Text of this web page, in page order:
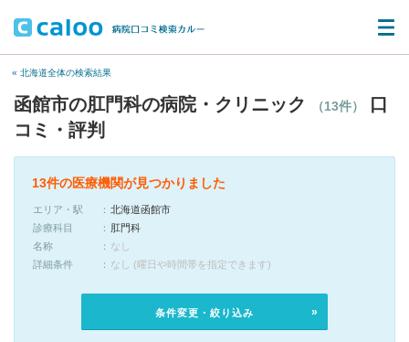
« 北海道全体の検索結果
函館市の肛門科の病院・クリニック （13件）
口
コミ・評判
13件の医療機関が見つかりました
エリア・駅
北海道函館市
診療科目
肛門科
名称
なし
詳細条件
なし (曜日や時間帯を指定できます)
条件変更・絞り込み